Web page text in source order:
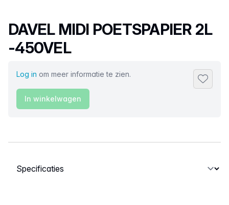
Productnaam
DAVEL MIDI POETSPAPIER 2L
-450VEL
Log in om meer informatie te zien.
In winkelwagen
Selecteer een tabblad